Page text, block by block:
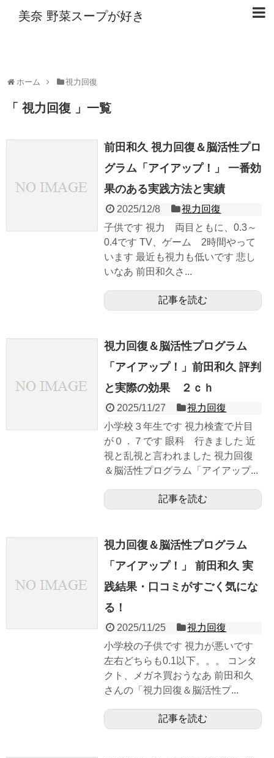
美奈 野菜スープが好き
ホーム 視力回復
視力回復 一覧
前田和久 視力回復＆脳活性プロ
グラム「アイアップ！」 一番効
果のある実践方法と実績
2025/12/8
視力回復
子供です 視力 両目ともに、0.3～
0.4です TV、ゲーム 2時間やって
います 最近も視力も低いです 悲し
いなあ 前田和久さ...
記事を読む
視力回復＆脳活性プログラム
「アイアップ！」前田和久 評判
と実際の効果 ２ｃｈ
2025/11/27
視力回復
小学校３年生です 視力検査で片目
が０．７です 眼科 行きました 近
視と乱視と言われました 視力回復
＆脳活性プログラム「アイアップ...
記事を読む
視力回復＆脳活性プログラム
「アイアップ！」 前田和久 実
践結果・口コミがすごく気にな
る！
2025/11/25
視力回復
小学校の子供です 視力が悪いです
左右どちらも0.1以下。。。 コンタ
クト、メガネ買おうなあ 前田和久
さんの「視力回復＆脳活性プ...
記事を読む